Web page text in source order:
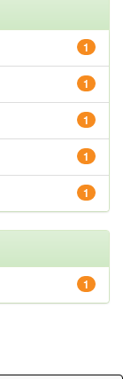
1
1
1
1
1
1